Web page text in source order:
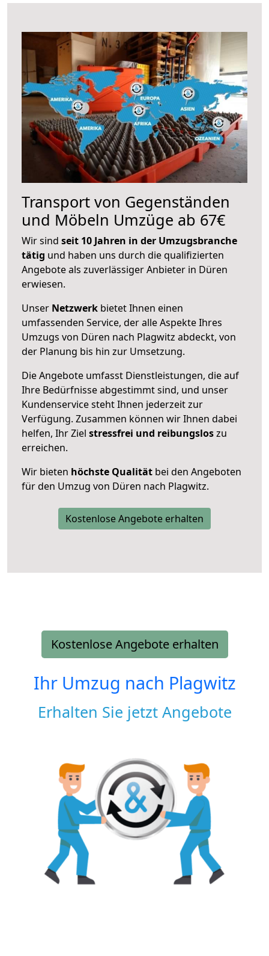
Transport von Gegenständen
und Möbeln Umzüge ab 67€
Wir sind seit 10 Jahren in der Umzugsbranche
tätig und haben uns durch die qualifizierten
Angebote als zuverlässiger Anbieter in Düren
erwiesen.
Unser Netzwerk bietet Ihnen einen
umfassenden Service, der alle Aspekte Ihres
Umzugs von Düren nach Plagwitz abdeckt, von
der Planung bis hin zur Umsetzung.
Die Angebote umfasst Dienstleistungen, die auf
Ihre Bedürfnisse abgestimmt sind, und unser
Kundenservice steht Ihnen jederzeit zur
Verfügung. Zusammen können wir Ihnen dabei
helfen, Ihr Ziel stressfrei und reibungsloszu
erreichen.
Wir bieten höchste Qualität bei den Angeboten
für den Umzug von Düren nach Plagwitz.
Kostenlose Angebote erhalten
Kostenlose Angebote erhalten
Ihr Umzug nach Plagwitz
Erhalten Sie jetzt Angebote